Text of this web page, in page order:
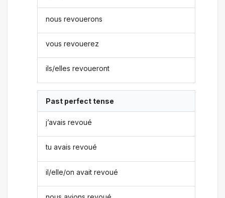
nous revouerons
vous revouerez
ils/elles revoueront
Past perfect tense
j’avais revoué
tu avais revoué
il/elle/on avait revoué